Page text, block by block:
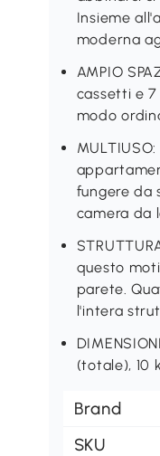
Insieme
moderna
AMPIO
cassetti e
modo
fungere da
camera da
questo
parete.
l'intera
(totale), 10
Brand
SKU